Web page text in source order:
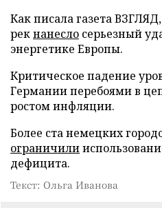
Как писала газета
рекнанесло серьезный
энергетике Европы.
Критическое падение
Германии перебоями в
ростом инфляции.
Более ста немецких
ограничили
дефицита.
Текст: Ольга Иванова